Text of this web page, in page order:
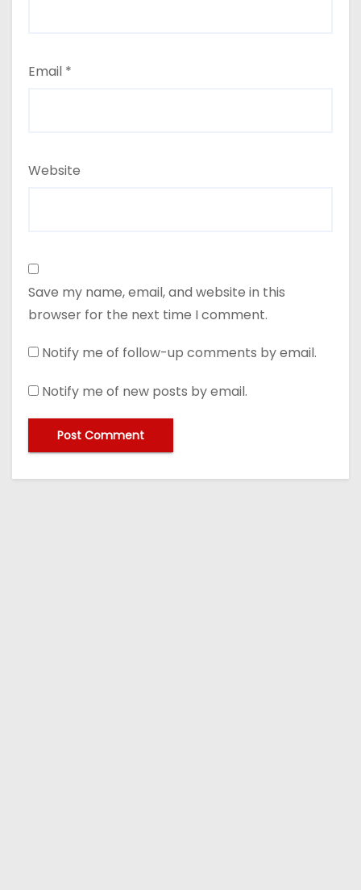
Email *
Website
Save my name, email, and website in this
browser for the next time I comment.
Notify me of follow-up comments by email.
Notify me of new posts by email.